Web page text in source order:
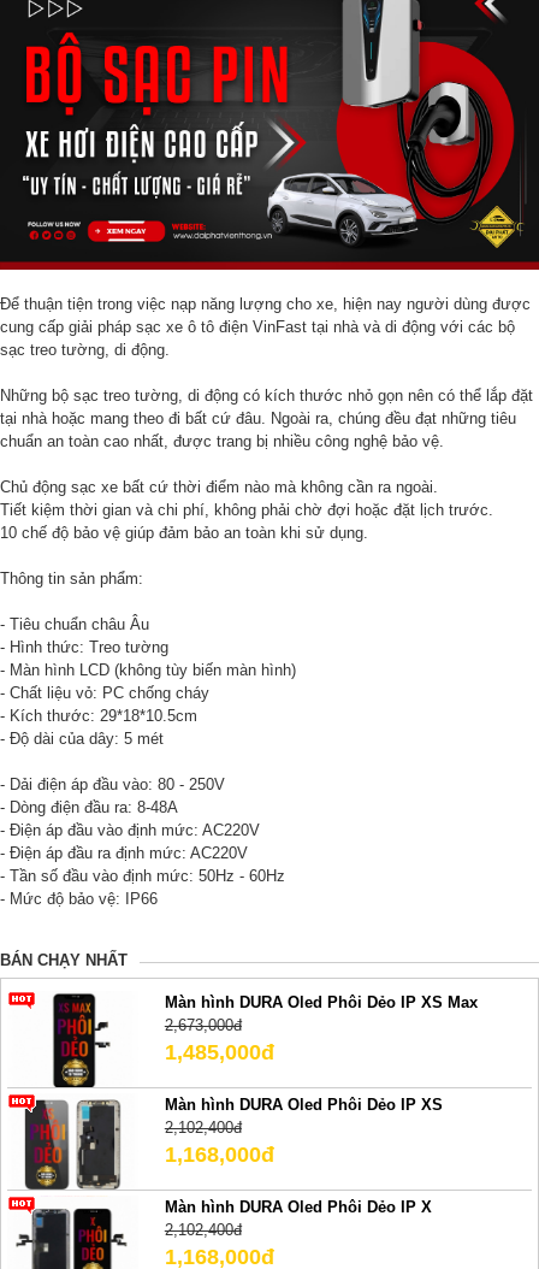
Để thuận tiện trong việc nạp năng lượng cho xe, hiện nay người dùng được
cung cấp giải pháp sạc xe ô tô điện VinFast tại nhà và di động với các bộ
sạc treo tường, di động.
Những bộ sạc treo tường, di động có kích thước nhỏ gọn nên có thể lắp đặt
tại nhà hoặc mang theo đi bất cứ đâu. Ngoài ra, chúng đều đạt những tiêu
chuẩn an toàn cao nhất, được trang bị nhiều công nghệ bảo vệ.
Chủ động sạc xe bất cứ thời điểm nào mà không cần ra ngoài.
Tiết kiệm thời gian và chi phí, không phải chờ đợi hoặc đặt lịch trước.
10 chế độ bảo vệ giúp đảm bảo an toàn khi sử dụng.
Thông tin sản phẩm:
- Tiêu chuẩn châu Âu
- Hình thức: Treo tường
- Màn hình LCD (không tùy biến màn hình)
- Chất liệu vỏ: PC chống cháy
- Kích thước: 29*18*10.5cm
- Độ dài của dây: 5 mét
- Dải điện áp đầu vào: 80 - 250V
- Dòng điện đầu ra: 8-48A
- Điện áp đầu vào định mức: AC220V
- Điện áp đầu ra định mức: AC220V
- Tần số đầu vào định mức: 50Hz - 60Hz
- Mức độ bảo vệ: IP66
BÁN CHẠY NHẤT
Màn hình DURA Oled Phôi Dẻo IP XS Max
2,673,000đ
1,485,000đ
Màn hình DURA Oled Phôi Dẻo IP XS
2,102,400đ
1,168,000đ
Màn hình DURA Oled Phôi Dẻo IP X
2,102,400đ
1,168,000đ